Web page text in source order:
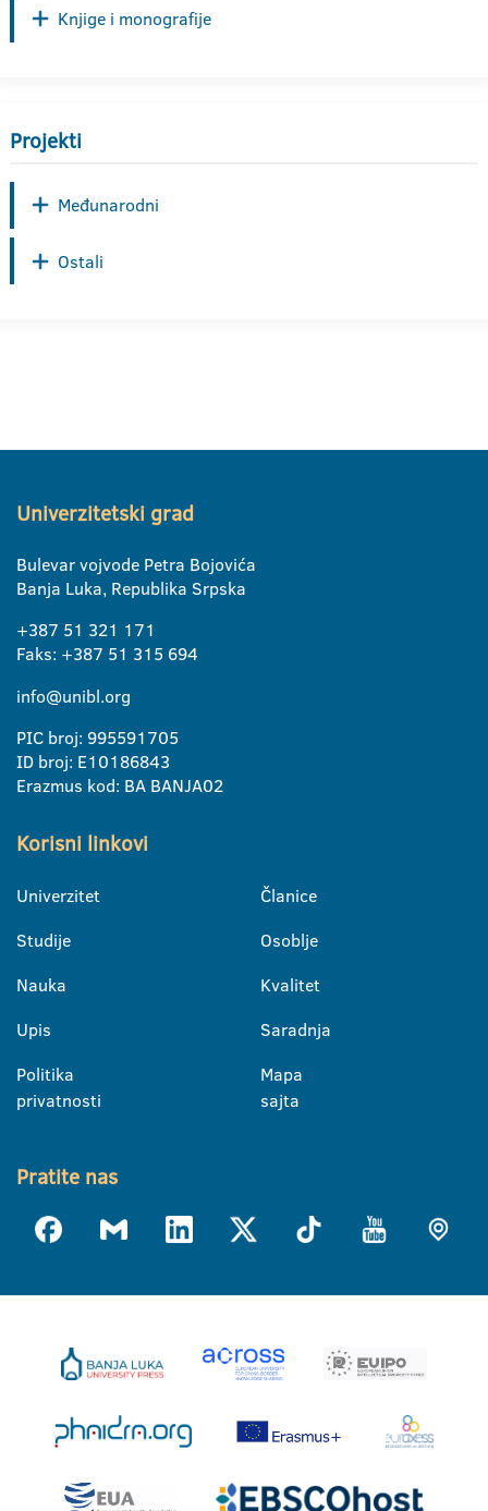
Knjige i monografije
Projekti
Međunarodni
Ostali
Univerzitetski grad
Bulevar vojvode Petra Bojovića
Banja Luka, Republika Srpska
+387 51 321 171
Faks: +387 51 315 694
info@unibl.org
PIC broj: 995591705
ID broj: E10186843
Erazmus kod: BA BANJA02
Korisni linkovi
Univerzitet
Studije
Nauka
Upis
Politika
privatnosti
Članice
Osoblje
Kvalitet
Saradnja
Mapa
sajta
Pratite nas